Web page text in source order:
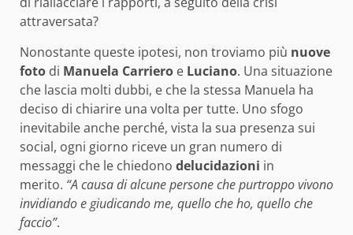
attraversata?
Nonostante queste ipotesi, non troviamo più nuove
foto di Manuela Carriero e Luciano. Una situazione
che lascia molti dubbi, e che la stessa Manuela ha
deciso di chiarire una volta per tutte. Uno sfogo
inevitabile anche perché, vista la sua presenza sui
social, ogni giorno riceve un gran numero di
messaggi che le chiedono delucidazioni in
merito. “A causa di alcune persone che purtroppo vivono
invidiando e giudicando me, quello che ho, quello che
faccio”.